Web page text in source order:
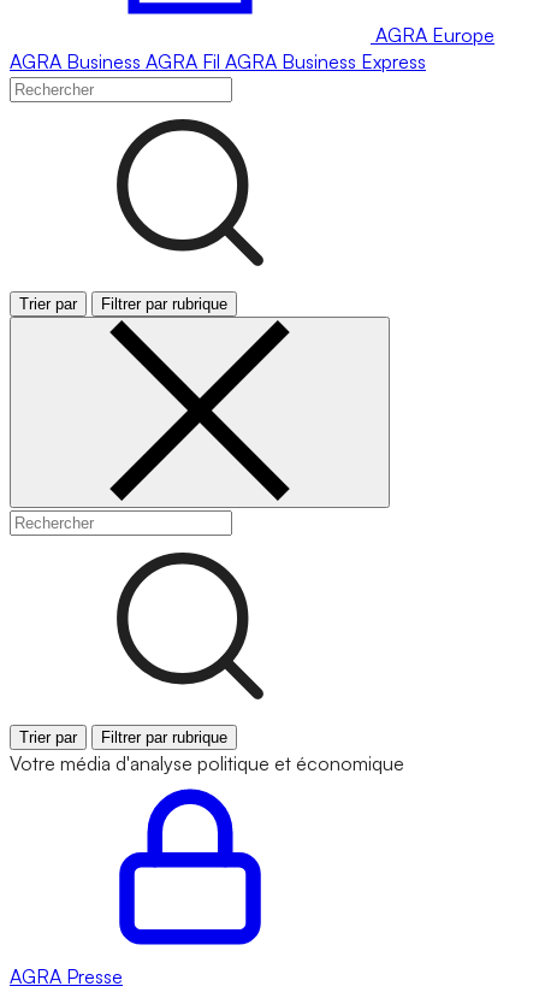
AGRA Europe
AGRA Business AGRA Fil AGRA Business Express
Trier par Filtrer par rubrique
Trier par Filtrer par rubrique
Votre média d'analyse politique et économique
AGRA Presse